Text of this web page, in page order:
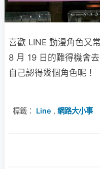
喜歡 LINE 動漫角色又
8 月 19 日的難得機會
自己認得幾個角色呢！
標籤： Line , 網路大小事